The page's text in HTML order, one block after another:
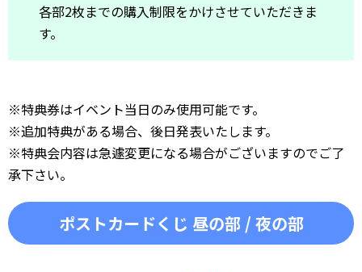
各部2枚までの購入制限をかけさせていただきま
す。
※特典券はイベント当日のみ使用可能です。
※追加特典がある場合、後日発表いたします。
※特典会内容は急遽変更になる場合がございますのでご了
承下さい。
ポストカードくじ 昼の部 / 夜の部